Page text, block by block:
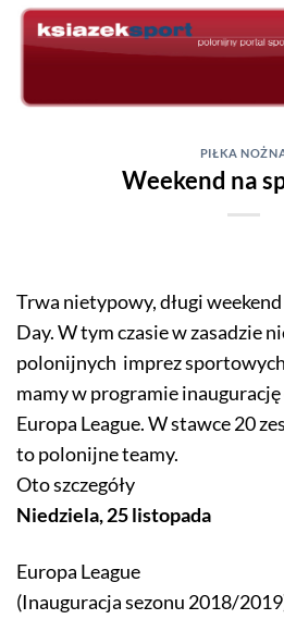
Skip
PIŁKA
Weekend na
Trwa nietypowy, długi
Day. W tym czasie w zasadzie
polonijnych imprez
mamy w programie
Europa League. W stawce 20
to polonijne teamy.
Oto szczegóły
Niedziela, 25 listopada
Europa League
(Inauguracja sezonu 2018/